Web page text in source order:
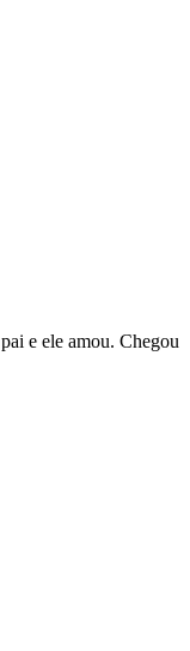
e ele amou. Chegou